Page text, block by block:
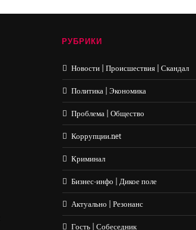
РУБРИКИ
Новости | Происшествия | Скандал
Политика | Экономика
Проблема | Общество
Коррупции.net
Криминал
Бизнес-инфо | Дикое поле
Актуально | Резонанс
Гость | Собеседник